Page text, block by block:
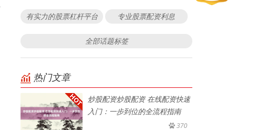
有实力的股票杠杆平台 专业股票配资利息
全部话题标签
热门文章
炒股配资炒股配资 在线配资快速
入门：一步到位的全流程指南
370